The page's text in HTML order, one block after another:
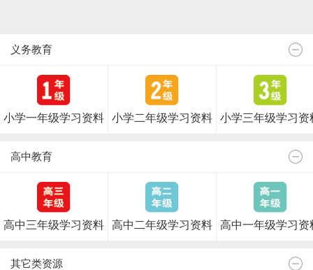
义务教育
小学一年级学习资料 小学二年级学习资料 小学三年级学习资
高中教育
高中三年级学习资料 高中二年级学习资料 高中一年级学习资
其它类资源